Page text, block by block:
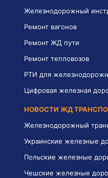
Железнодорожный
Ремонт вагонов
Ремонт ЖД пути
Ремонт тепловозов
РТИ для
Цифровая железная
НОВОСТИ ЖД
Железнодорожный
Украинские железные
Польские железные
Чешские железные